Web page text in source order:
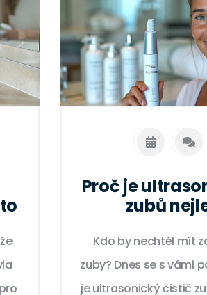
Proč je
zubů
Kdo by nechtěl mít
zuby? Dnes se s vámi
je ultrasonický čistič